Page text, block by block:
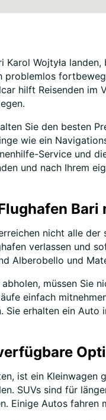
Karol Wojtyła
problemlos
hilft Reisenden
Sie den besten
wie ein
Service und
und nach Ihrem
Bari
nicht alle
verlassen und
Alberobello und
müssen Sie
einfach
Sie erhalten ein
ist ein
SUVs sind für
Einige Autos